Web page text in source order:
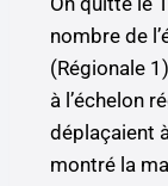
nombre de
(Régionale
à l’échelon
déplaçaient
montré la